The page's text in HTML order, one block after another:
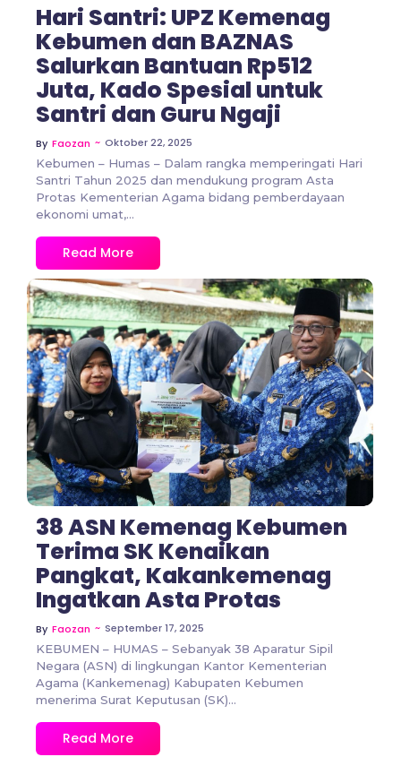
Hari Santri: UPZ Kemenag
Kebumen dan BAZNAS
Salurkan Bantuan Rp512
Juta, Kado Spesial untuk
Santri dan Guru Ngaji
By Faozan ~ Oktober 22, 2025
Kebumen – Humas – Dalam rangka memperingati Hari
Santri Tahun 2025 dan mendukung program Asta
Protas Kementerian Agama bidang pemberdayaan
ekonomi umat,...
Read More
No Comments
38 ASN Kemenag Kebumen
Terima SK Kenaikan
Pangkat, Kakankemenag
Ingatkan Asta Protas
By Faozan ~ September 17, 2025
KEBUMEN – HUMAS – Sebanyak 38 Aparatur Sipil
Negara (ASN) di lingkungan Kantor Kementerian
Agama (Kankemenag) Kabupaten Kebumen
menerima Surat Keputusan (SK)...
Read More